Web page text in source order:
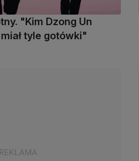
"Kim Dzong Un
tyle gotówki"